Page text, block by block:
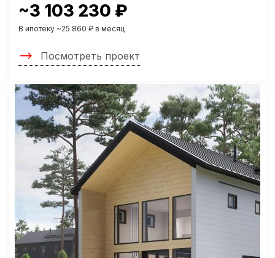
~3 103 230 ₽
В ипотеку ~25 860 ₽ в месяц
Посмотреть проект